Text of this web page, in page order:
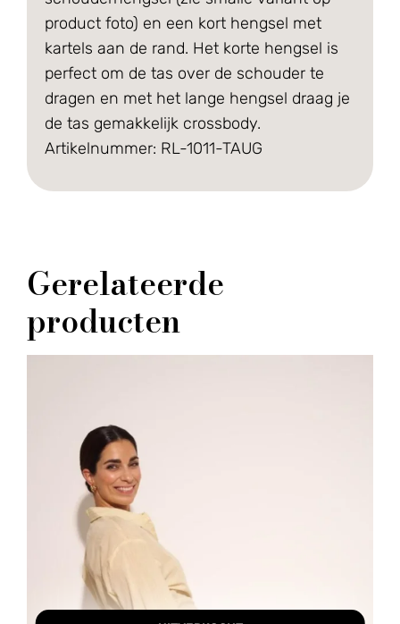
product foto) en een kort hengsel met
kartels aan de rand. Het korte hengsel is
perfect om de tas over de schouder te
dragen en met het lange hengsel draag je
de tas gemakkelijk crossbody.
Artikelnummer: RL-1011-TAUG
Gerelateerde
producten